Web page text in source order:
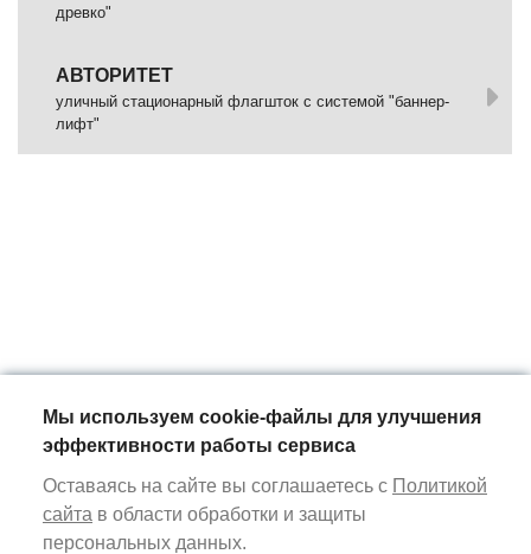
древко"
АВТОРИТЕТ
уличный стационарный флагшток с системой "баннер-
лифт"
Мы используем cookie-файлы для улучшения
эффективности работы сервиса
Оставаясь на сайте вы соглашаетесь с Политикой
сайта в области обработки и защиты
персональных данных.